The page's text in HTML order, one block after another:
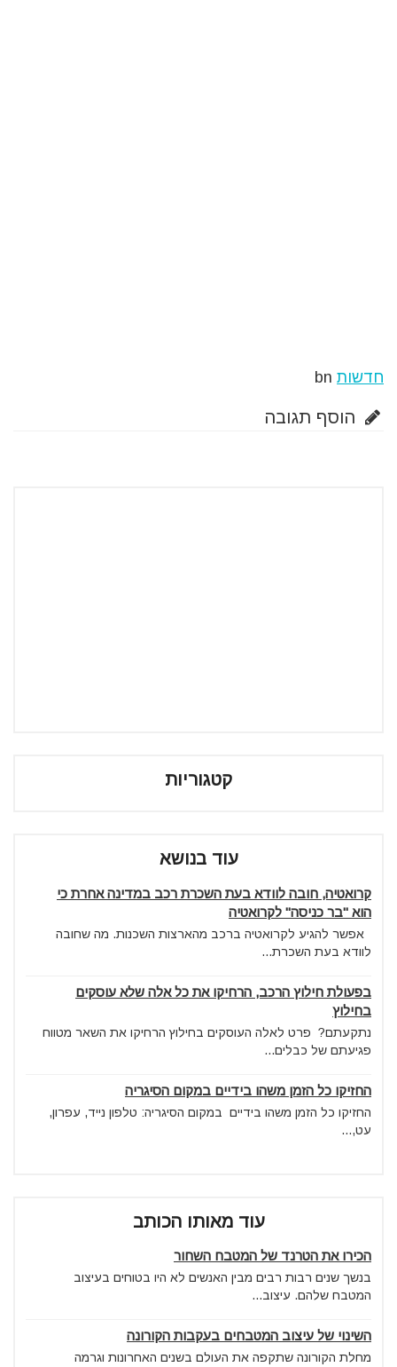
חדשות
הוסף תגובה
קטגוריות
עוד בנושא
קרואטיה, חובה לוודא בעת השכרת רכב במדינה אחרת כי
הוא "בר כניסה" לקרואטיה
אפשר להגיע לקרואטיה ברכב מהארצות השכנות. מה שחובה
לוודא בעת השכרת...
בפעולת חילוץ הרכב, הרחיקו את כל אלה שלא עוסקים
בחילוץ
נתקעתם? פרט לאלה העוסקים בחילוץ הרחיקו את השאר מטווח
פגיעתם של כבלים...
החזיקו כל הזמן משהו בידיים במקום הסיגריה
החזיקו כל הזמן משהו בידיים במקום הסיגריה: טלפון נייד, עפרון,
עט,...
עוד מאותו הכותב
הכירו את הטרנד של המטבח השחור
בנשך שנים רבות רבים מבין האנשים לא היו בטוחים בעיצוב
המטבח שלהם. עיצוב...
השינוי של עיצוב המטבחים בעקבות הקורונה
מחלת הקורונה שתקפה את העולם בשנים האחרונות וגרמה